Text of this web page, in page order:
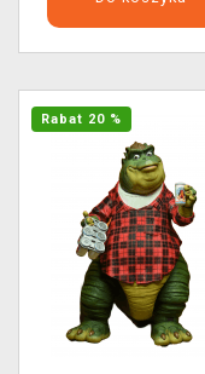
Rabat 20 %